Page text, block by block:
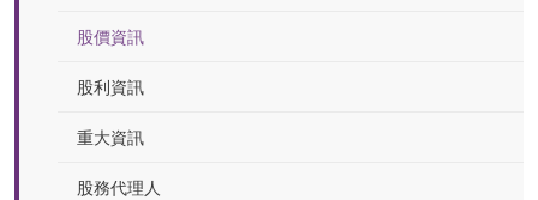
股價資訊
股利資訊
重大資訊
股務代理人